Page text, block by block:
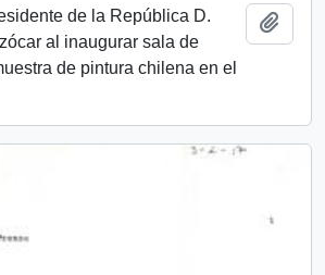
de la República D.
al inaugurar sala de
de pintura chilena en el